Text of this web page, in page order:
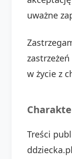
uważne
w życie z
Treści